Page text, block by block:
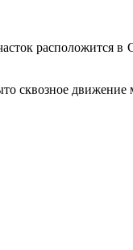
расположится в
сквозное